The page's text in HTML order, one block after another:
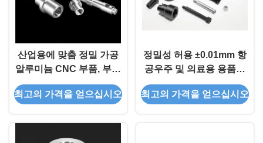
산업용에 맞춤 정밀 가공
알루미늄 CNC 부품, 부식
저항성 및 고 정밀 허용성
±0.01mm
최고의 가격을 얻으십시오
정밀성 허용 ±0.01mm 항
공우주 및 의료용 용품에
맞춤형 표면 완공으로 가
벼운 알루미늄 합금 CNC
최고의 가격을 얻으십시오